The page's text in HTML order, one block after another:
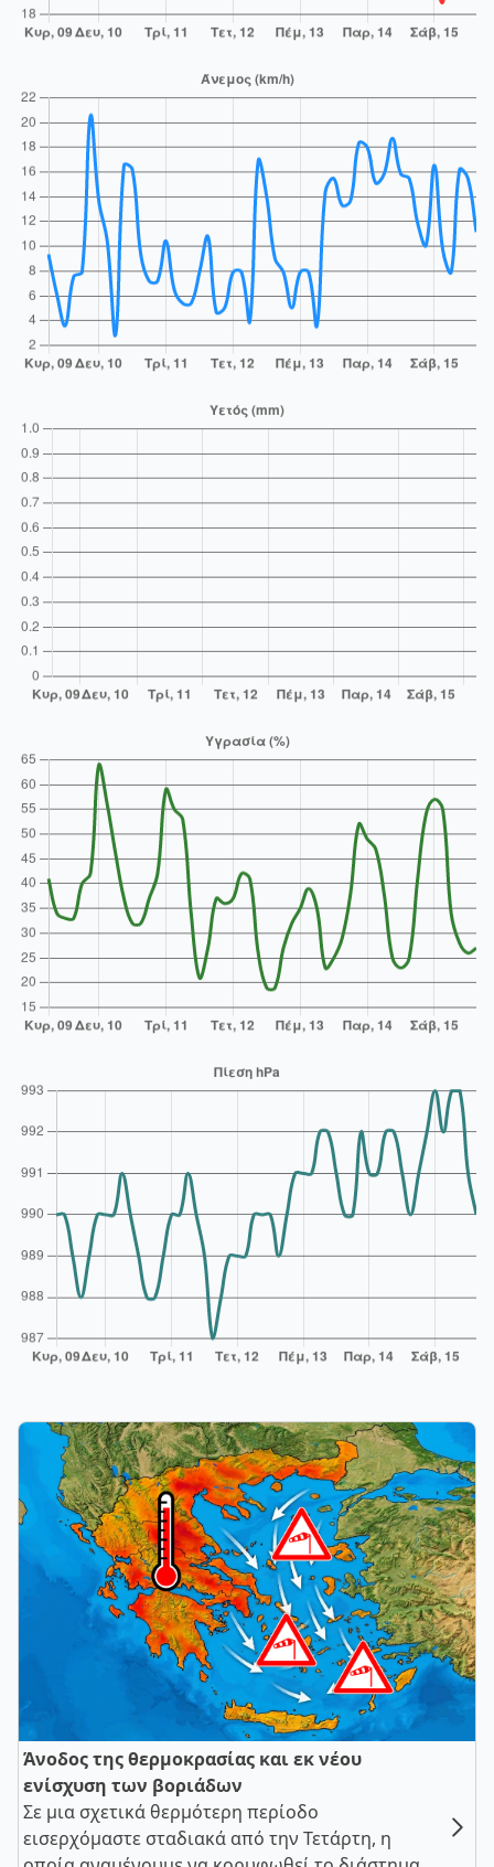
Άνοδος της θερμοκρασίας και εκ νέου
ενίσχυση των βοριάδων
Σε μια σχετικά θερμότερη περίοδο
εισερχόμαστε σταδιακά από την Τετάρτη, η